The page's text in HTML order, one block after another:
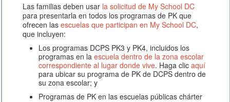
Las familias deben usar la solicitud de My School DC
para presentarla en todos los programas de PK que
ofrecen las escuelas que participan en My School DC,
que incluyen:
Los programas DCPS PK3 y PK4, incluidos los
programas en la escuela dentro de la zona escolar
correspondiente al lugar donde vive. Haga clic aquí
para ubicar su programa de PK de DCPS dentro de
su zona escolar; y
Programas de PK en las escuelas públicas chárter